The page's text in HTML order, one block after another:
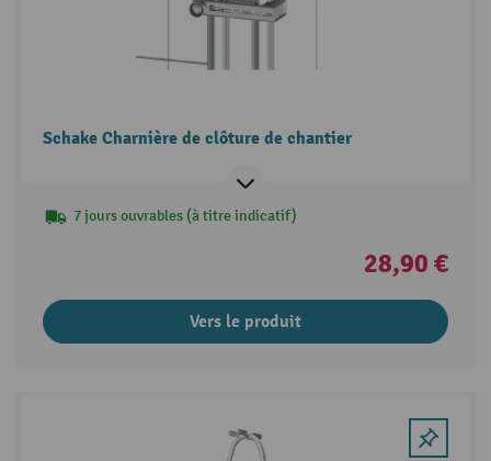
Schake Charnière de clôture de chantier
7 jours ouvrables (à titre indicatif)
28,90 €
Vers le produit